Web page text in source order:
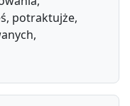
potraktujże,